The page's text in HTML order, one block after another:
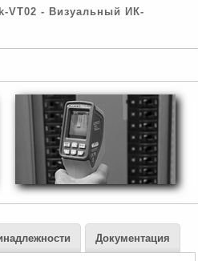
VT02 - Визуальный ИК-
Документация